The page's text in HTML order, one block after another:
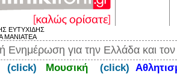
ΕΥΤΥΧΙΔΗΣ
ΜΑΝΙΑΤΕΑ
Ενημέρωση για την Ελλάδα και
(click) Μουσική (click)